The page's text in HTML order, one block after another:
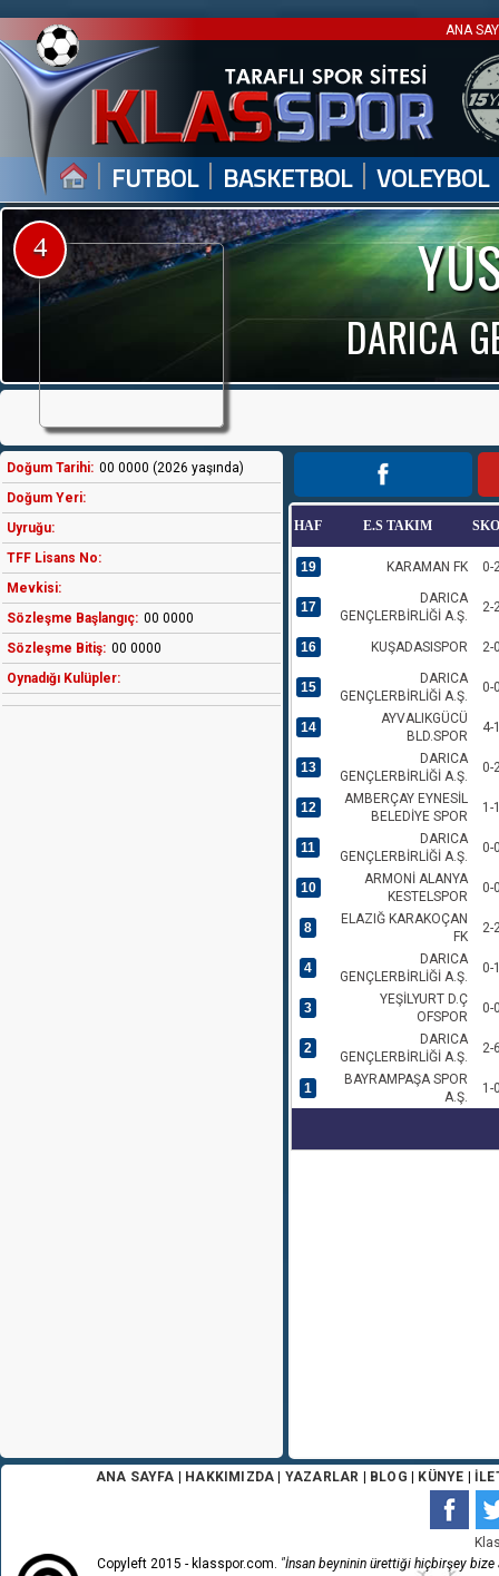
ANA
| FUTBOL | BASKETBOL | VOLEYBOL
DARICA
4
Doğum Tarihi: 00 0000 (2026 yaşında)
Doğum Yeri:
Uyruğu:
TFF Lisans No:
Mevkisi:
Sözleşme Başlangıç: 00 0000
Sözleşme Bitiş: 00 0000
Oynadığı Kulüpler:
HAF E.S TAKIM
19 KARAMAN FK 0-
17
DARICA
GENÇLERBİRLİĞİ A.Ş.
2-
16 KUŞADASISPOR 2-
15
DARICA
GENÇLERBİRLİĞİ A.Ş.
0-
14
AYVALIKGÜCÜ
BLD.SPOR
4-
13
DARICA
GENÇLERBİRLİĞİ A.Ş.
0-
12
AMBERÇAY EYNESİL
BELEDİYE SPOR
1-
11
DARICA
GENÇLERBİRLİĞİ A.Ş.
0-
10
ARMONİ ALANYA
KESTELSPOR
0-
8
ELAZIĞ KARAKOÇAN
FK
2-
4
DARICA
GENÇLERBİRLİĞİ A.Ş.
0-
3
YEŞİLYURT D.Ç
OFSPOR
0-
2
DARICA
GENÇLERBİRLİĞİ A.Ş.
2-
1
BAYRAMPAŞA SPOR
A.Ş.
1-
ANA SAYFA HAKKIMIZDA YAZARLAR BLOG KÜNYE
Copyleft 2015 - klasspor.com. "İnsan beyninin ürettiği hiçbirşey bize